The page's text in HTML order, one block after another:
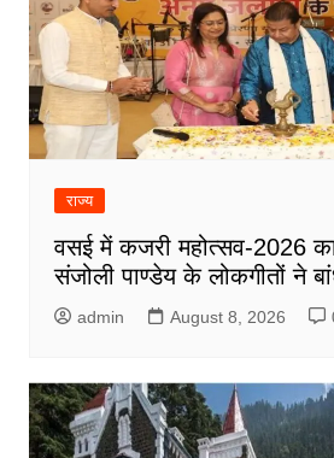
राज्य
वसई में कजरी महोत्सव-2026
संजोली पाण्डेय के लोकगीतों ने
admin August 8, 2026